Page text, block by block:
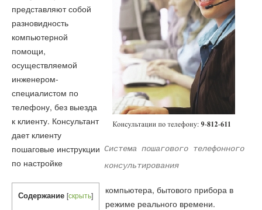
Система пошагового телефонного
консультирования
Содержание [скрыть]
представляют собой
разновидность
компьютерной
помощи,
осуществляемой
инженером-
специалистом по
телефону, без выезда
к клиенту. Консультант
дает клиенту
пошаговые инструкции
по настройке
компьютера, бытового прибора в
режиме реального времени.